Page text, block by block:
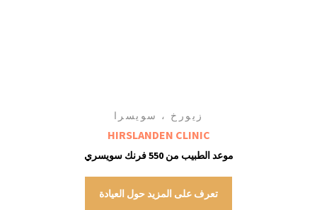
زيورخ ، سويسرا
HIRSLANDEN CLINIC
موعد الطبيب من 550 فرنك سويسري
تعرف على المزيد حول العيادة